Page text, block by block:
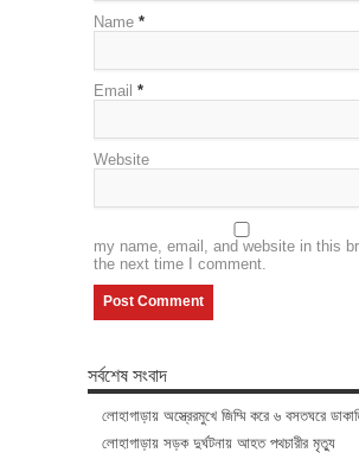
Name *
Email *
Website
my name, email, and website in this
the next time I comment.
সর্বশেষ সংবাদ
লোহাগাড়ায় অস্ত্রেরমুখে জিম্মি করে ৬ বসতঘরে
লোহাগাড়ায় সড়ক দুর্ঘটনায় আহত পথচারীর মৃত্যু